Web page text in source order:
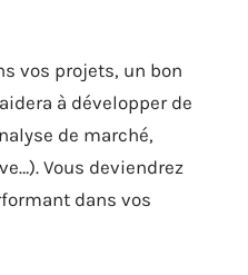
vos projets, un bon
à développer de
de marché,
Vous deviendrez
dans vos